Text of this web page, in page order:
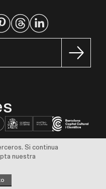
Si continua
nuestra